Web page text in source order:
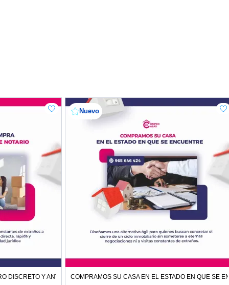
DISCRETO Y ANTE NOTARIO
Nuevo
COMPRAMOS SU CASA EN EL ESTADO EN QUE SE